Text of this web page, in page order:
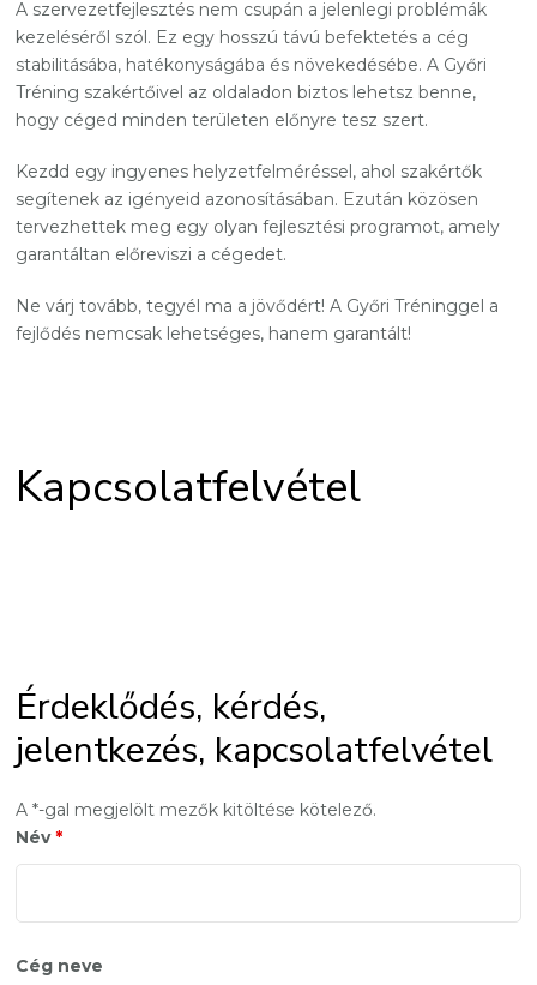
A szervezetfejlesztés nem csupán a jelenlegi problémák
kezeléséről szól. Ez egy hosszú távú befektetés a cég
stabilitásába, hatékonyságába és növekedésébe. A Győri
Tréning szakértőivel az oldaladon biztos lehetsz benne,
hogy céged minden területen előnyre tesz szert.
Kezdd egy ingyenes helyzetfelméréssel, ahol szakértők
segítenek az igényeid azonosításában. Ezután közösen
tervezhettek meg egy olyan fejlesztési programot, amely
garantáltan előreviszi a cégedet.
Ne várj tovább, tegyél ma a jövődért! A Győri Tréninggel a
fejlődés nemcsak lehetséges, hanem garantált!
Kapcsolatfelvétel
Érdeklődés, kérdés,
jelentkezés, kapcsolatfelvétel
A *-gal megjelölt mezők kitöltése kötelező.
Név *
Cég neve